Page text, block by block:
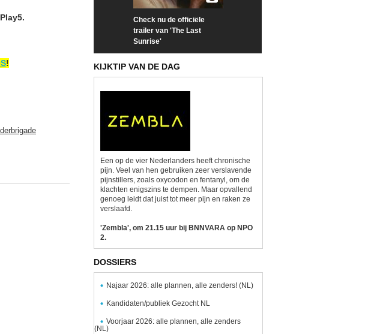
!
Check nu de officiële
trailer van 'The Last
Sunrise'
KIJKTIP VAN DE DAG
Een op de vier Nederlanders heeft chronische
pijn. Veel van hen gebruiken zeer verslavende
pijnstillers, zoals oxycodon en fentanyl, om de
klachten enigszins te dempen. Maar opvallend
genoeg leidt dat juist tot meer pijn en raken ze
verslaafd.
'Zembla', om 21.15 uur bij BNNVARA op NPO
2.
DOSSIERS
Najaar 2026: alle plannen, alle zenders! (NL)
Kandidaten/publiek Gezocht NL
Voorjaar 2026: alle plannen, alle zenders
(NL)